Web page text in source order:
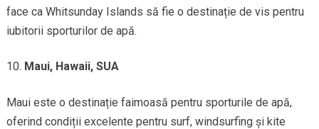
face ca Whitsunday Islands să fie o destinație de vis pentru
iubitorii sporturilor de apă.
Maui, Hawaii, SUA
Maui este o destinație faimoasă pentru sporturile de apă,
oferind condiții excelente pentru surf, windsurfing și kite